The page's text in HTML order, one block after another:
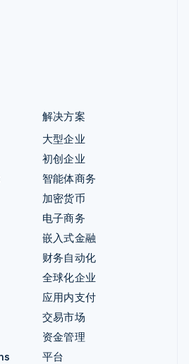
解决方案
大型企业
初创企业
智能体商务
加密货币
电子商务
嵌入式金融
财务自动化
全球化企业
应用内支付
交易市场
资金管理
平台